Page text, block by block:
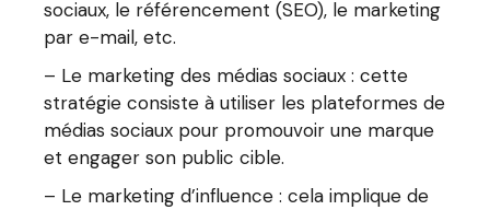
sociaux, le référencement (SEO), le marketing
par e-mail, etc.
– Le marketing des médias sociaux : cette
stratégie consiste à utiliser les plateformes de
médias sociaux pour promouvoir une marque
et engager son public cible.
– Le marketing d’influence : cela implique de